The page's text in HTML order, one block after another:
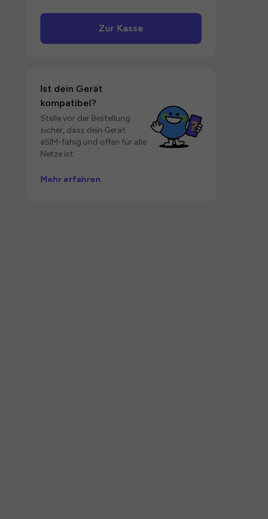
Zur Kasse
Ist dein Gerät
kompatibel?
Stelle vor der Bestellung
sicher, dass dein Gerät
eSIM-fähig und offen für alle
Netze ist.
Mehr erfahren